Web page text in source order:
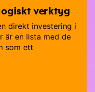
verktyg
direkt investering i
är en lista med de
som ett